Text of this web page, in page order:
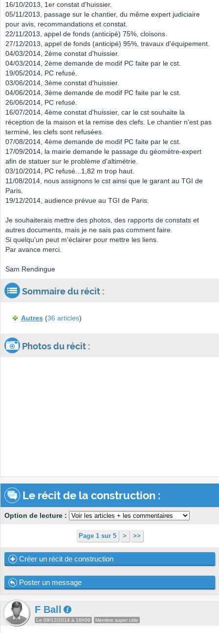
16/10/2013, 1er constat d'huissier.
05/11/2013, passage sur le chantier, du même expert judiciaire
pour avis, recommandations et constat.
22/11/2013, appel de fonds (anticipé) 75%, cloisons.
27/12/2013, appel de fonds (anticipé) 95%, travaux d'équipement.
04/03/2014, 2ème constat d'huissier.
04/03/2014, 2ème demande de modif PC faite par le cst.
19/05/2014, PC refusé.
03/06/2014, 3ème constat d'huissier.
04/06/2014, 3ème demande de modif PC faite par le cst.
26/06/2014, PC refusé.
16/07/2014, 4ème constat d'huissier, car le cst souhaite la
réception de la maison et la remise des clefs. Le chantier n'est pas
terminé, les clefs sont refusées.
07/08/2014, 4ème demande de modif PC faite par le cst.
17/09/2014, la mairie demande le passage du géomètre-expert
afin de statuer sur le problème d'altimétrie.
03/10/2014, PC refusé...1,82 m trop haut.
11/08/2014, nous assignons le cst ainsi que le garant au TGI de
Paris.
19/12/2014, audience prévue au TGI de Paris.
Je souhaiterais mettre des photos, des rapports de constats et
autres documents, mais je ne sais pas comment faire.
Si quelqu'un peut m'éclairer pour mettre les liens.
Par avance merci.
Sam Rendingue
Sommaire du récit :
Autres (36 articles)
Photos du récit :
Le récit de la construction :
Option de lecture :
Page 1 sur 5 > >>
Créer un récit de construction
Poster un message
F Ball
Le 09/12/2014 à 16h09 Membre super utile